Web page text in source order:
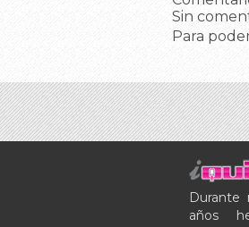
Sin
Para
Durante
años